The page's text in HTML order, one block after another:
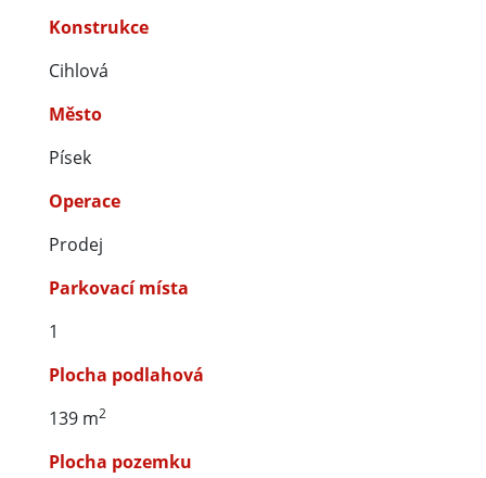
Konstrukce
Cihlová
Město
Písek
Operace
Prodej
Parkovací místa
1
Plocha podlahová
139 m2
Plocha pozemku